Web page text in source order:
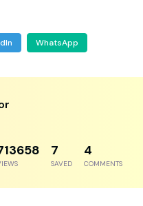
WhatsApp
8
SAVED
5
COMMENTS